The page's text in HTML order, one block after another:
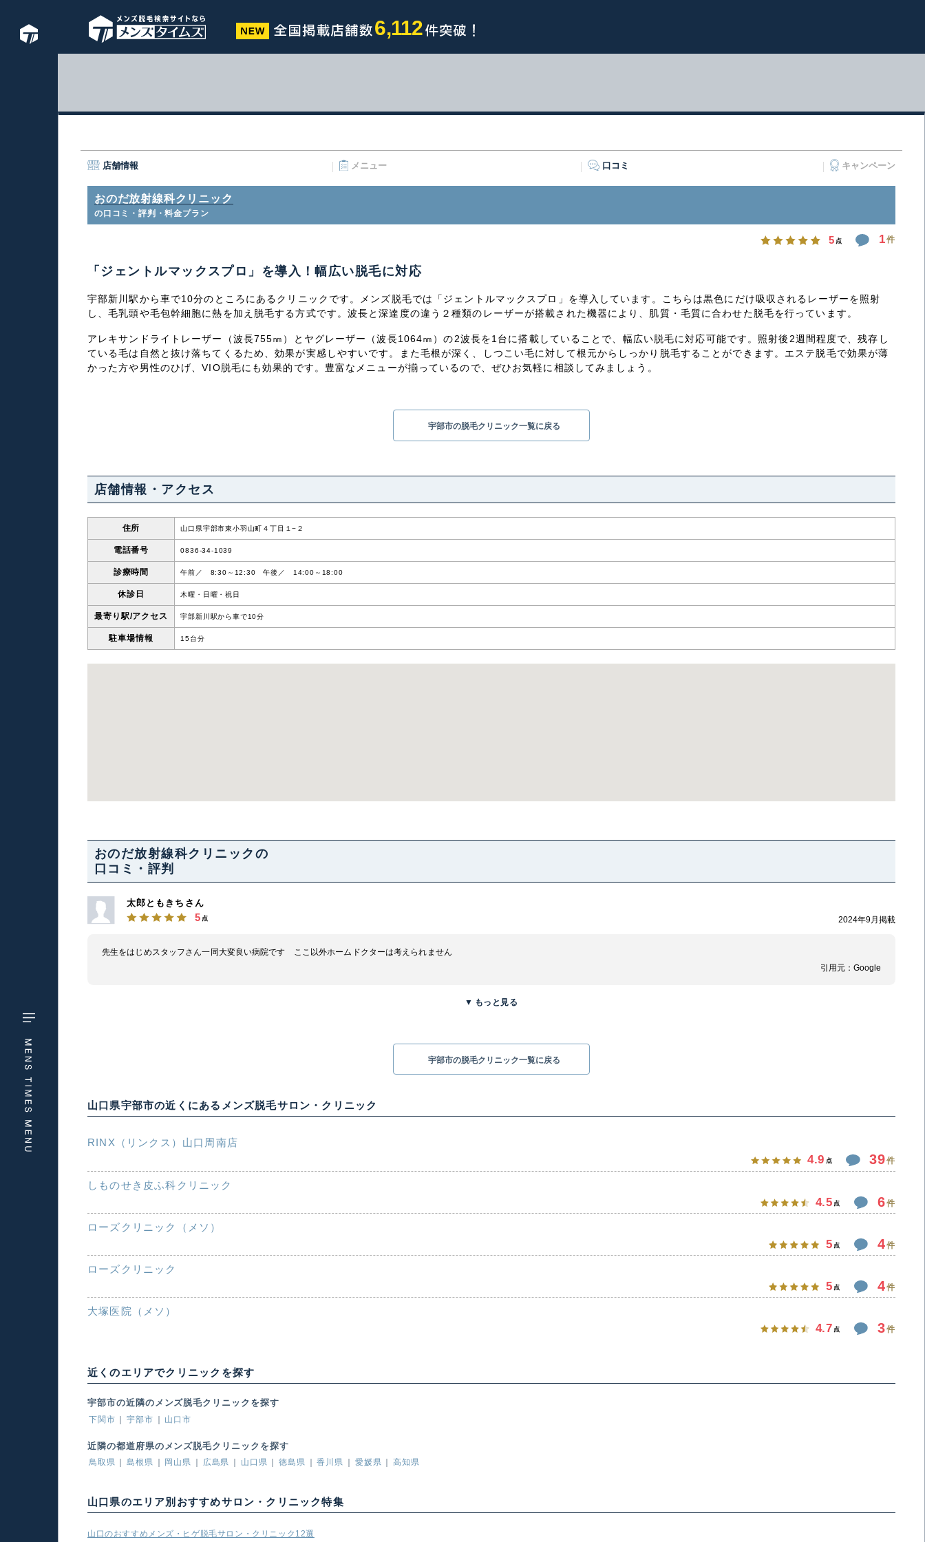
6,112
店舗情報 メニュー 口コミ キャンペーン
おのだ放射線科クリニック
の口コミ・評判・料金プラン
5 点 1件
「ジェントルマックスプロ」を導入！幅広い脱毛に対応
宇部新川駅から車で10分のところにあるクリニックです。メンズ脱毛では「ジェントルマックスプロ」を導入しています。こちらは黒色にだけ吸収されるレーザーを照射
し、毛乳頭や毛包幹細胞に熱を加え脱毛する方式です。波長と深達度の違う２種類のレーザーが搭載された機器により、肌質・毛質に合わせた脱毛を行っています。
アレキサンドライトレーザー（波長755㎚）とヤグレーザー（波長1064㎚）の2波長を1台に搭載していることで、幅広い脱毛に対応可能です。照射後2週間程度で、残存し
ている毛は自然と抜け落ちてくるため、効果が実感しやすいです。また毛根が深く、しつこい毛に対して根元からしっかり脱毛することができます。エステ脱毛で効果が薄
かった方や男性のひげ、VIO脱毛にも効果的です。豊富なメニューが揃っているので、ぜひお気軽に相談してみましょう。
宇部市の脱毛クリニック一覧に戻る
店舗情報・アクセス
住所 山口県宇部市東小羽山町４丁目１−２
電話番号 0836-34-1039
診療時間 午前／ 8:30～12:30 午後／ 14:00～18:00
休診日 木曜・日曜・祝日
最寄り駅/アクセス 宇部新川駅から車で10分
駐車場情報 15台分
おのだ放射線科クリニックの
口コミ・評判
太郎ともきちさん
5 点 2024年9月掲載
先生をはじめスタッフさん一同大変良い病院です ここ以外ホームドクターは考えられません
引用元： Google
▼ もっと見る
宇部市の脱毛クリニック一覧に戻る
山口県宇部市の近くにあるメンズ脱毛サロン・クリニック
RINX（リンクス）山口周南店
4.9 点 39件
しものせき皮ふ科クリニック
4.5 点 6件
ローズクリニック（メソ）
5 点 4件
ローズクリニック
5 点 4件
大塚医院（メソ）
4.7 点 3件
近くのエリアでクリニックを探す
宇部市の近隣のメンズ脱毛クリニックを探す
下関市 宇部市 山口市
近隣の都道府県のメンズ脱毛クリニックを探す
鳥取県 島根県 岡山県 広島県 山口県 徳島県 香川県 愛媛県 高知県
山口県のエリア別おすすめサロン・クリニック特集
山口のおすすめメンズ・ヒゲ脱毛サロン・クリニック12選